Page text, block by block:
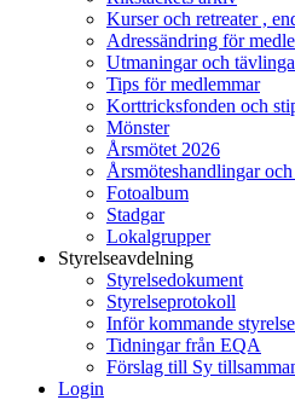
Kurser och retreater ,
Adressändring för
Utmaningar och
Tips för medlemmar
Korttricksfonden och
Mönster
Årsmötet 2026
Årsmöteshandlingar
Fotoalbum
Stadgar
Lokalgrupper
Styrelseavdelning
Styrelsedokument
Styrelseprotokoll
Inför kommande
Tidningar från EQA
Förslag till Sy
Login